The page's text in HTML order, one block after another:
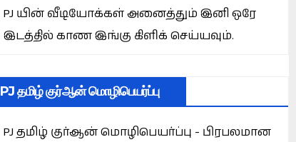
PJ யின் வீடியோக்கள் அனைத்தும் இனி ஒரே
இடத்தில் காண இங்கு கிளிக் செய்யவும்.
PJ தமிழ் குர்ஆன் மொழிபெயர்ப்பு
PJ தமிழ் குர்ஆன் மொழிபெயர்ப்பு - பிரபலமான